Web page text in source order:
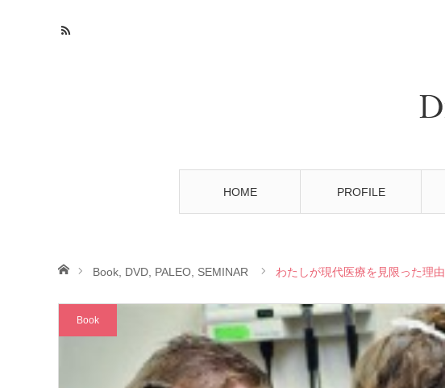
HOME PROFILE
ホームBook DVD PALEO SEMINAR わたしが現代医療を見限った理由
Book